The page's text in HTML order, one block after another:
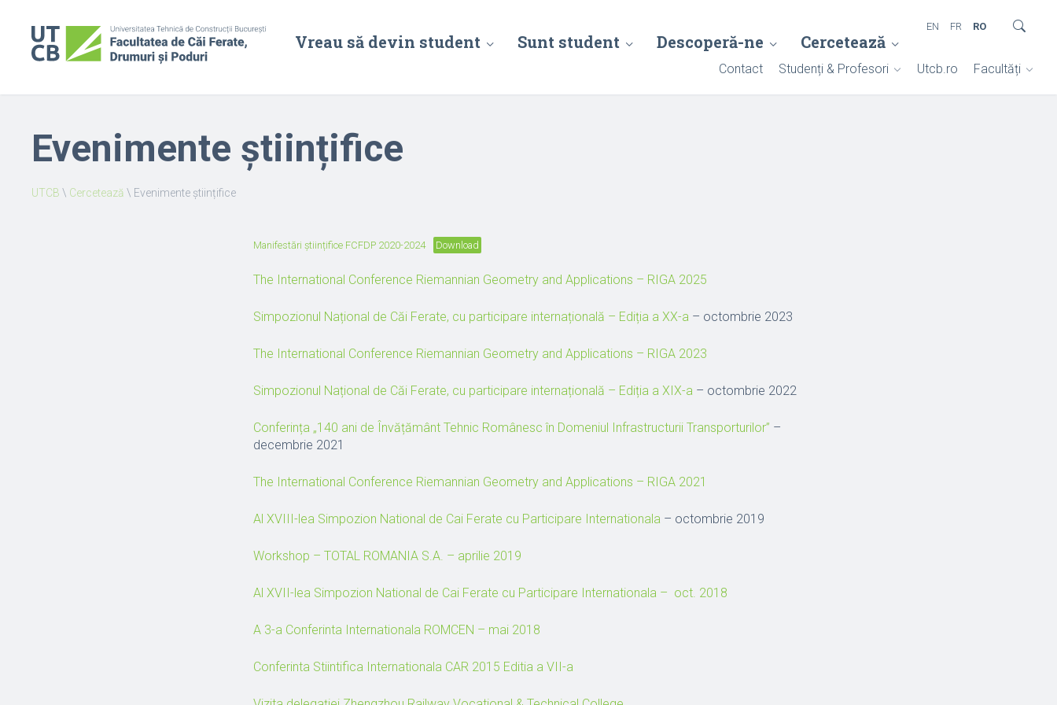
Vreau să devin student Sunt student Descoperă-ne Cercetează
Contact Studenți & Profesori Utcb.ro Facultăți
EN FR RO
Evenimente științifice
UTCB \ Cercetează \ Evenimente științifice
Manifestări științifice FCFDP 2020-2024 Download
The International Conference Riemannian Geometry and Applications – RIGA 2025
Simpozionul Național de Căi Ferate, cu participare internațională – Ediția a XX-a – octombrie 2023
The International Conference Riemannian Geometry and Applications – RIGA 2023
Simpozionul Național de Căi Ferate, cu participare internațională – Ediția a XIX-a – octombrie 2022
Conferința „140 ani de Învățământ Tehnic Românesc în Domeniul Infrastructurii Transporturilor” –
decembrie 2021
The International Conference Riemannian Geometry and Applications – RIGA 2021
Al XVIII-lea Simpozion National de Cai Ferate cu Participare Internationala – octombrie 2019
Workshop – TOTAL ROMANIA S.A. – aprilie 2019
Al XVII-lea Simpozion National de Cai Ferate cu Participare Internationala – oct. 2018
A 3-a Conferinta Internationala ROMCEN – mai 2018
Conferinta Stiintifica Internationala CAR 2015 Editia a VII-a